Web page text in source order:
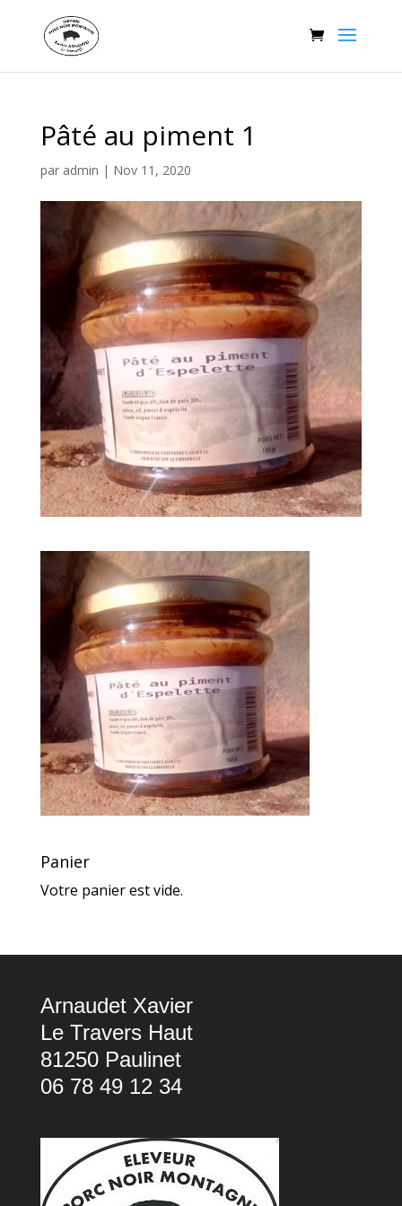
Pâté au piment 1
par admin | Nov 11, 2020
Panier
Votre panier est vide.
Arnaudet Xavier
Le Travers Haut
81250 Paulinet
06 78 49 12 34